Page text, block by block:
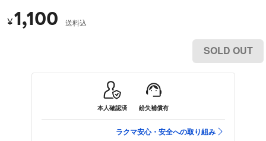
¥1,100 送料込
SOLD OUT
本人確認済 紛失補償有
ラクマ安心・安全への取り組み